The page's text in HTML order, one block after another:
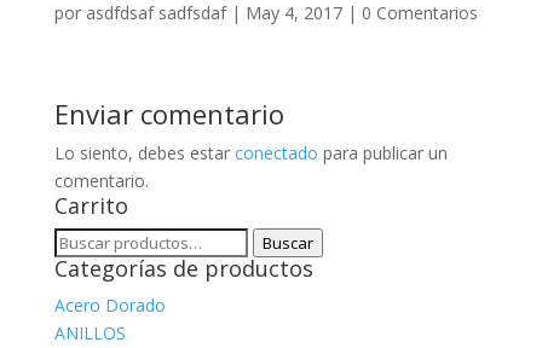
por asdfdsaf sadfsdaf| May 4, 2017| 0 Comentarios
Enviar comentario
Lo siento, debes estar conectado para publicar un
comentario.
Carrito
Buscar
por:
Buscar
Categorías de productos
Acero Dorado
ANILLOS